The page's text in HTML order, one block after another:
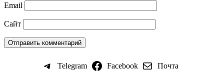
Email
Сайт
Telegram Facebook Почта